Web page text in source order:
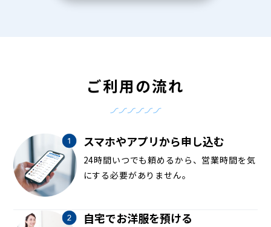
ご利用の流れ
スマホやアプリから申し込む
24時間いつでも頼めるから、営業時間を気
にする必要がありません。
自宅でお洋服を預ける